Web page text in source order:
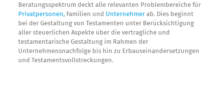
Beratungsspektrum deckt alle relevanten Problembereiche für
Privatpersonen,Familien und Unternehmerab. Dies beginnt
bei der Gestaltung von Testamenten unter Berücksichtigung
aller steuerlichen Aspekte über die vertragliche und
testamentarische Gestaltung im Rahmen der
Unternehmensnachfolge bis hin zu Erbauseinandersetzungen
und Testamentsvollstreckungen.